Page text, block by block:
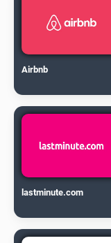
Airbnb
lastminute.com